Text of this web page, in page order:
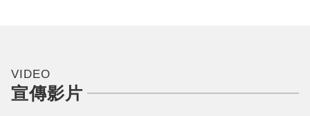
VIDEO
宣傳影片